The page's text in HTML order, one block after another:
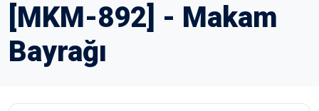
[MKM-892] - Makam
Bayrağı